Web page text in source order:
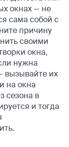
окнах — не
сама собой с
причину
своими
окна,
нужна
вызывайте их
на окна
сезона в
и тогда